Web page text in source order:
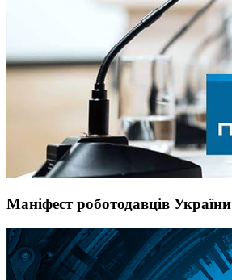
Маніфест роботодавців України